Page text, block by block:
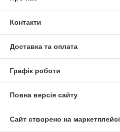
Контакти
Доставка та оплата
Графік роботи
Повна версія сайту
Сайт створено на маркетплейсі